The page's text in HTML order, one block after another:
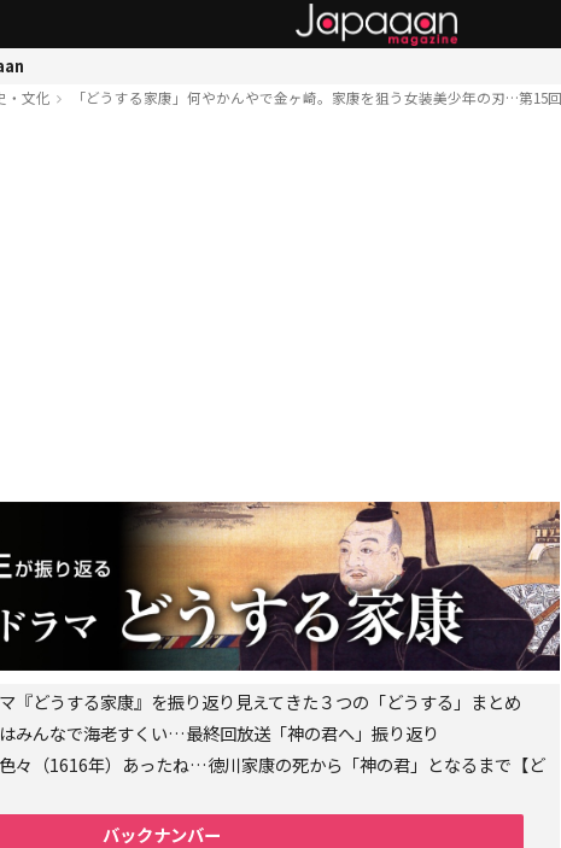
・文化 「どうする家康」何やかんやで金ヶ崎。家康を狙う女装美少年の刃…第15
『どうする家康』を振り返り見えてきた３つの「どうする」まとめ
はみんなで海老すくい…最終回放送「神の君へ」振り返り
色々（1616年）あったね…徳川家康の死から「神の君」となるまで【ど
バックナンバー